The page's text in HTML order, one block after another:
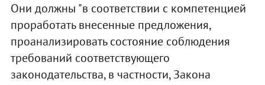
Они должны "в соответствии с компетенцией
проработать внесенные предложения,
проанализировать состояние соблюдения
требований соответствующего
законодательства, в частности, Закона